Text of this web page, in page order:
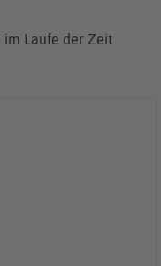
im Laufe der Zeit